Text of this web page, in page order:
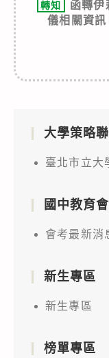
轉知
函轉伊
儀相關資訊
大學策略
臺北市立大
國中教育
會考最新消
新生專區
新生專區
榜單專區